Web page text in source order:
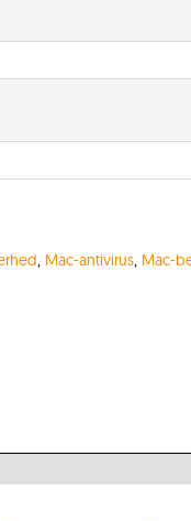
, Mac-antivirus, Mac-